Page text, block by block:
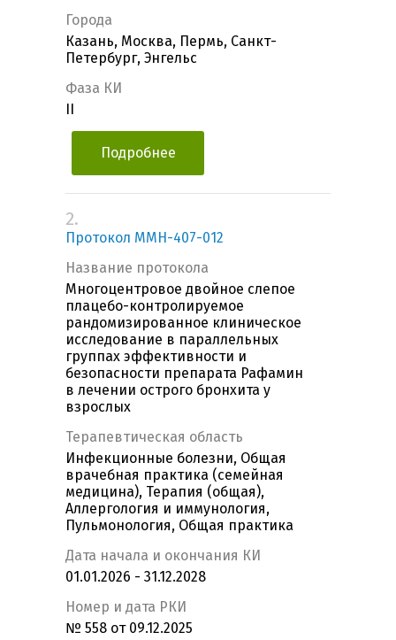
Города
Казань, Москва, Пермь, Санкт-
Петербург, Энгельс
Фаза КИ
Подробнее
2.
Протокол MMH-407-012
Название протокола
Многоцентровое двойное слепое
плацебо-контролируемое
рандомизированное клиническое
исследование в параллельных
группах эффективности и
безопасности препарата Рафамин
в лечении острого бронхита у
взрослых
Терапевтическая область
Инфекционные болезни, Общая
врачебная практика (семейная
медицина), Терапия (общая),
Аллергология и иммунология,
Пульмонология, Общая практика
Дата начала и окончания КИ
01.01.2026 - 31.12.2028
Номер и дата РКИ
№ 558 от 09.12.2025